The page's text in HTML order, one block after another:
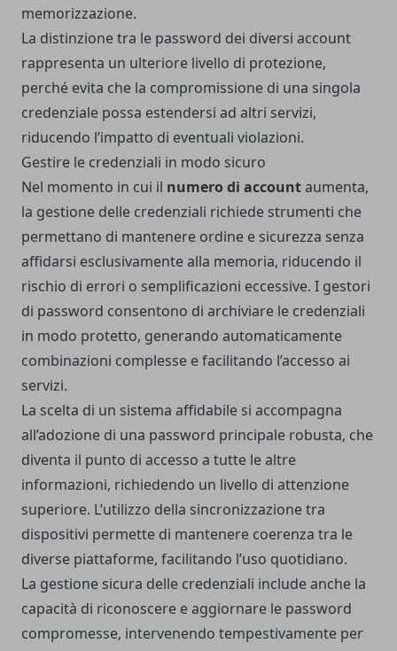
memorizzazione.
La distinzione tra le password dei diversi account
rappresenta un ulteriore livello di protezione,
perché evita che la compromissione di una singola
credenziale possa estendersi ad altri servizi,
riducendo l’impatto di eventuali violazioni.
Gestire le credenziali in modo sicuro
Nel momento in cui il numero di accountaumenta,
la gestione delle credenziali richiede strumenti che
permettano di mantenere ordine e sicurezza senza
affidarsi esclusivamente alla memoria, riducendo il
rischio di errori o semplificazioni eccessive. I gestori
di password consentono di archiviare le credenziali
in modo protetto, generando automaticamente
combinazioni complesse e facilitando l’accesso ai
servizi.
La scelta di un sistema affidabile si accompagna
all’adozione di una password principale robusta, che
diventa il punto di accesso a tutte le altre
informazioni, richiedendo un livello di attenzione
superiore. L’utilizzo della sincronizzazione tra
dispositivi permette di mantenere coerenza tra le
diverse piattaforme, facilitando l’uso quotidiano.
La gestione sicura delle credenziali include anche la
capacità di riconoscere e aggiornare le password
compromesse, intervenendo tempestivamente per